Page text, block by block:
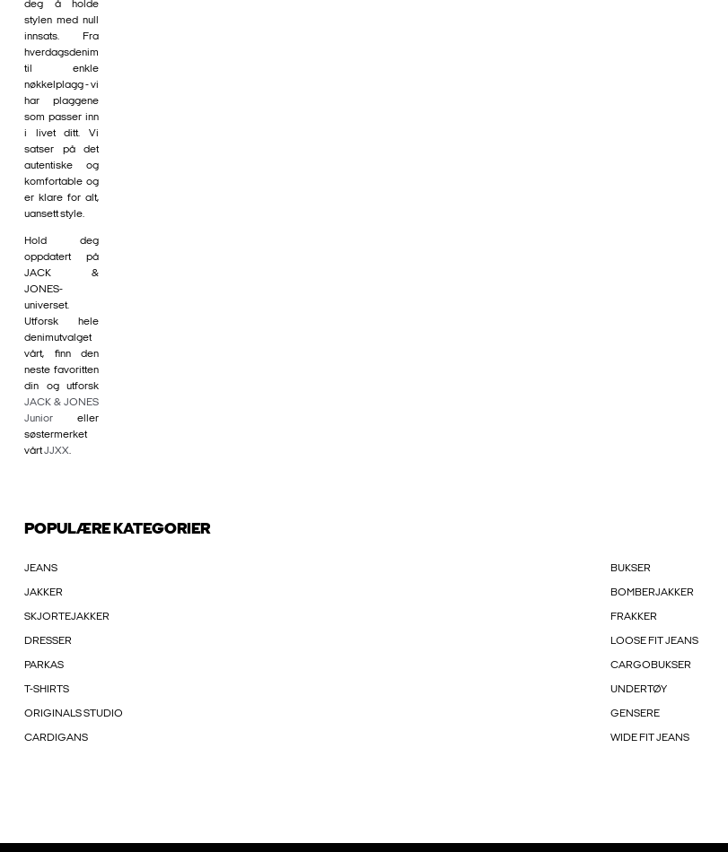
deg å holde
stylen med null
innsats. Fra
hverdagsdenim
til enkle
nøkkelplagg - vi
har plaggene
som passer inn
i livet ditt. Vi
satser på det
autentiske og
komfortable og
er klare for alt,
uansett style.
Hold deg
oppdatert på
JACK &
JONES-
universet.
Utforsk hele
denimutvalget
vårt, finn den
neste favoritten
din og utforsk
JACK & JONES
Junior eller
søstermerket
vårtJJXX.
POPULÆRE KATEGORIER
JEANS BUKSER
JAKKER BOMBERJAKKER
SKJORTEJAKKER FRAKKER
DRESSER LOOSE FIT JEANS
PARKAS CARGOBUKSER
T-SHIRTS UNDERTØY
ORIGINALS STUDIO GENSERE
CARDIGANS WIDE FIT JEANS